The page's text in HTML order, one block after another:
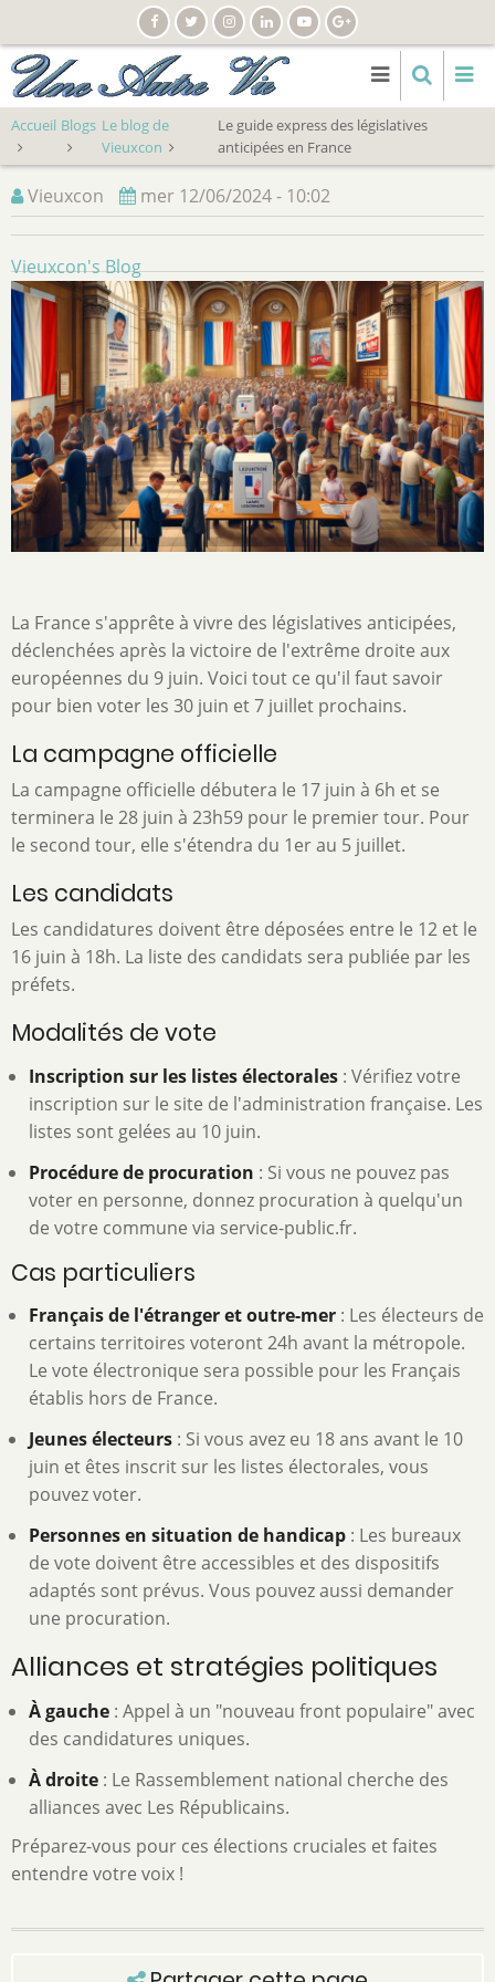
au
contenu
principal
Accueil Blogs Le blog de
Vieuxcon
Le guide express des législatives
anticipées en France
Vieuxcon mer 12/06/2024 - 10:02
Vieuxcon's Blog
La France s'apprête à vivre des législatives anticipées,
déclenchées après la victoire de l'extrême droite aux
européennes du 9 juin. Voici tout ce qu'il faut savoir
pour bien voter les 30 juin et 7 juillet prochains.
La campagne officielle
La campagne officielle débutera le 17 juin à 6h et se
terminera le 28 juin à 23h59 pour le premier tour. Pour
le second tour, elle s'étendra du 1er au 5 juillet.
Les candidats
Les candidatures doivent être déposées entre le 12 et le
16 juin à 18h. La liste des candidats sera publiée par les
préfets.
Modalités de vote
Inscription sur les listes électorales : Vérifiez votre
inscription sur le site de l'administration française. Les
listes sont gelées au 10 juin.
Procédure de procuration : Si vous ne pouvez pas
voter en personne, donnez procuration à quelqu'un
de votre commune via service-public.fr.
Cas particuliers
Français de l'étranger et outre-mer : Les électeurs de
certains territoires voteront 24h avant la métropole.
Le vote électronique sera possible pour les Français
établis hors de France.
Jeunes électeurs : Si vous avez eu 18 ans avant le 10
juin et êtes inscrit sur les listes électorales, vous
pouvez voter.
Personnes en situation de handicap : Les bureaux
de vote doivent être accessibles et des dispositifs
adaptés sont prévus. Vous pouvez aussi demander
une procuration.
Alliances et stratégies politiques
À gauche : Appel à un "nouveau front populaire" avec
des candidatures uniques.
À droite : Le Rassemblement national cherche des
alliances avec Les Républicains.
Préparez-vous pour ces élections cruciales et faites
entendre votre voix !